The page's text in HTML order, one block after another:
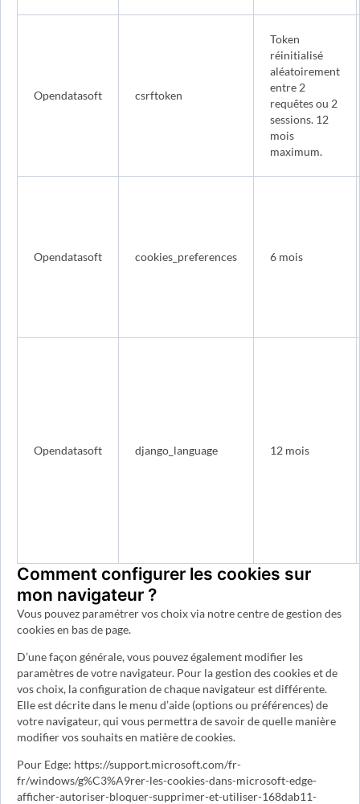
Opendatasoft csrftoken
Token
réinitialisé
aléatoirement
entre 2
requêtes ou 2
sessions. 12
mois
maximum.
Opendatasoft cookies_preferences 6 mois
Opendatasoft django_language 12 mois
Comment configurer les cookies sur
mon navigateur ?
Vous pouvez paramétrer vos choix via notre centre de gestion des
cookies en bas de page.
D’une façon générale, vous pouvez également modifier les
paramètres de votre navigateur. Pour la gestion des cookies et de
vos choix, la configuration de chaque navigateur est différente.
Elle est décrite dans le menu d’aide (options ou préférences) de
votre navigateur, qui vous permettra de savoir de quelle manière
modifier vos souhaits en matière de cookies.
Pour Edge: https://support.microsoft.com/fr-
fr/windows/g%C3%A9rer-les-cookies-dans-microsoft-edge-
afficher-autoriser-bloquer-supprimer-et-utiliser-168dab11-